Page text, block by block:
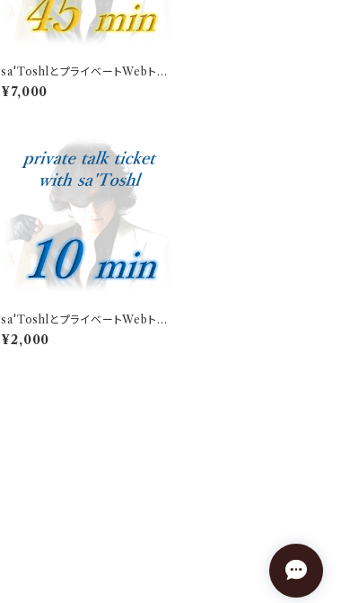
sa'ToshlとプライベートWebトー
ク（45分）
¥7,000
sa'ToshlとプライベートWebトー
ク（10分）
¥2,000